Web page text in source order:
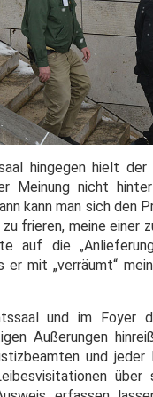
hingegen hielt der
Meinung nicht
kann man sich den
frieren, meine einer
auf die
er mit „verräumt“
und im Foyer
Äußerungen
und jeder
über